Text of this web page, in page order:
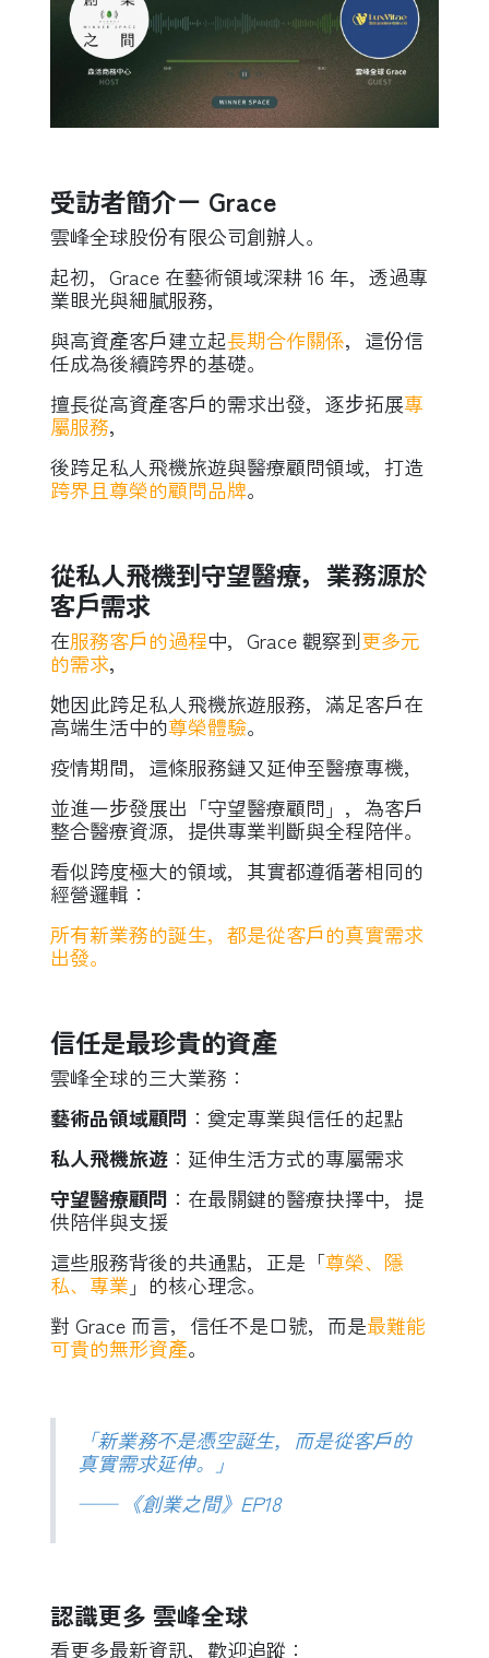
受訪者簡介－ Grace
雲峰全球股份有限公司創辦人。
起初，Grace 在藝術領域深耕 16 年，透過專
業眼光與細膩服務，
與高資產客戶建立起長期合作關係， 這份信
任成為後續跨界的基礎。
擅長從高資產客戶的需求出發，逐步拓展專
屬服務，
後跨足私人飛機旅遊與醫療顧問領域， 打造
跨界且尊榮的顧問品牌。
從私人飛機到守望醫療，業務源於
客戶需求
在服務客戶的過程中，Grace 觀察到更多元
的需求，
她因此跨足私人飛機旅遊服務，滿足客戶在
高端生活中的尊榮體驗。
疫情期間，這條服務鏈又延伸至醫療專機，
並進一步發展出「守望醫療顧問」，為客戶
整合醫療資源，提供專業判斷與全程陪伴。
看似跨度極大的領域，其實都遵循著相同的
經營邏輯：
所有新業務的誕生，都是從客戶的真實需求
出發。
信任是最珍貴的資產
雲峰全球的三大業務：
藝術品領域顧問 ：奠定專業與信任的起點
私人飛機旅遊 ：延伸生活方式的專屬需求
守望醫療顧問 ：在最關鍵的醫療抉擇中，提
供陪伴與支援
這些服務背後的共通點，正是「尊榮、隱
私、專業 」的核心理念。
對 Grace 而言，信任不是口號，而是最難能
可貴的無形資產。
「新業務不是憑空誕生，而是從客戶的
真實需求延伸。」
—— 《創業之間》EP18
認識更多 雲峰全球
看更多最新資訊，歡迎追蹤：